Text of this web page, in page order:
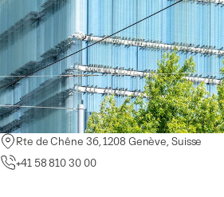
Rte de Chêne 36, 1208 Genève, Suisse
+41 58 810 30 00
Rue de la Morâche 9, 1260 Nyon, Suisse
+41 58 810 36 00
Pl. de la Navigation 14, 1007 Lausanne, Suisse
+41 58 810 35 00